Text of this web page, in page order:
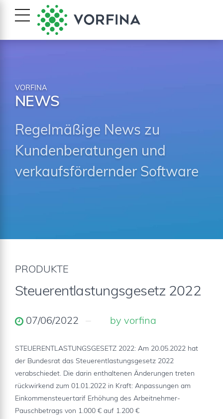
VORFINA
NEWS
Regelmäßige News zu
Kundenberatungen und
verkaufsfördernder Software
PRODUKTE
Steuerentlastungsgesetz 2022
07/06/2022 by vorfina
STEUERENTLASTUNGSGESETZ 2022: Am 20.05.2022 hat
der Bundesrat das Steuerentlastungsgesetz 2022
verabschiedet. Die darin enthaltenen Änderungen treten
rückwirkend zum 01.01.2022 in Kraft: Anpassungen am
Einkommensteuertarif Erhöhung des Arbeitnehmer-
Pauschbetrags von 1.000 € auf 1.200 €